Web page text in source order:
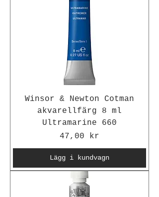
Winsor & Newton Cotman
akvarellfärg 8 ml
Ultramarine 660
Pris
47,00 kr
Lägg i kundvagn